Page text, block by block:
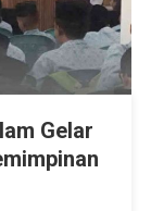
Gelar